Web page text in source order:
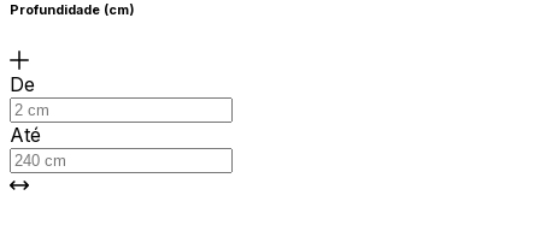
Profundidade (cm)
De
Até